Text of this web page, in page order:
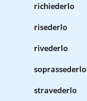
richiederlo
risederlo
rivederlo
soprassederlo
stravederlo